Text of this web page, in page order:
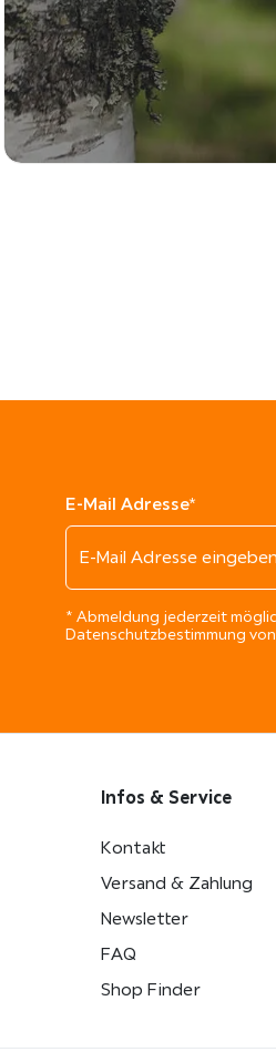
E-Mail Adresse*
* Abmeldung jederzeit
Datenschutzbestimmung
Infos & Service
Kontakt
Versand & Zahlung
Newsletter
FAQ
Shop Finder